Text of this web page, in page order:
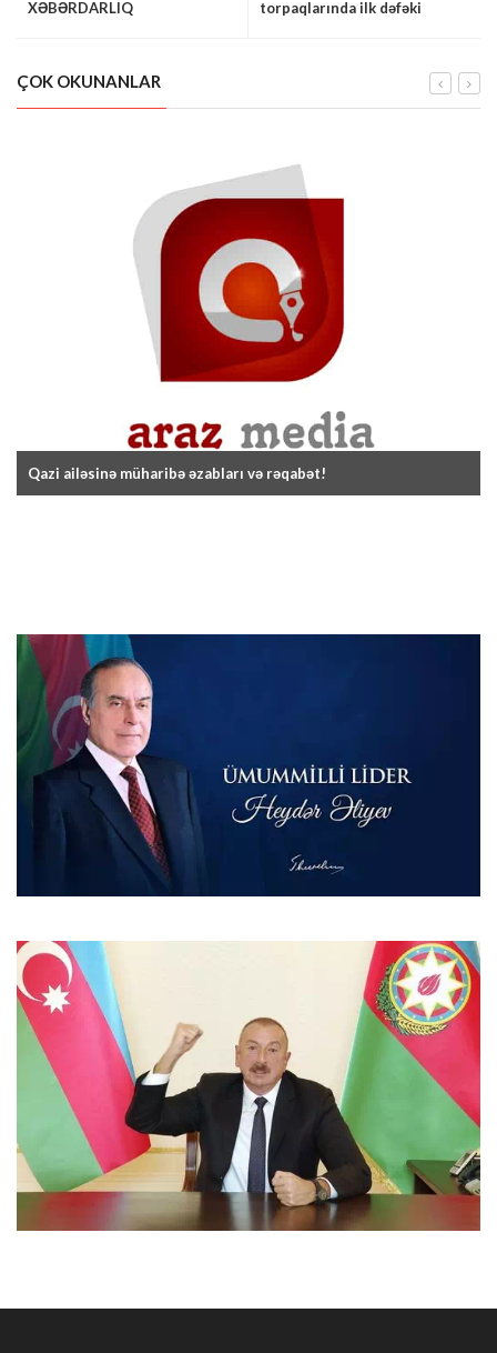
XƏBƏRDARLIQ
torpaqlarında ilk dəfəki
ÇOK OKUNANLAR
Qazi ailəsinə müharibə əzabları və rəqabət!